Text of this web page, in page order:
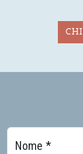
Nome *